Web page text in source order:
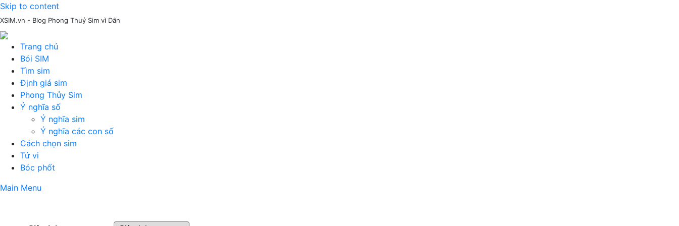
Skip to content
XSIM.vn - Blog Phong Thuỷ Sim vì Dân
Trang chủ
Bói SIM
Tìm sim
Định giá sim
Phong Thủy Sim
Ý nghĩa số
Ý nghĩa sim
Ý nghĩa các con số
Cách chọn sim
Tử vi
Bóc phốt
Main Menu